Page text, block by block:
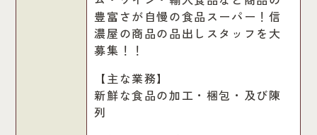
豊富さが自慢の食品スーパー！信
濃屋の商品の品出しスタッフを大
募集！！
【主な業務】
新鮮な食品の加工・梱包・及び陳
列